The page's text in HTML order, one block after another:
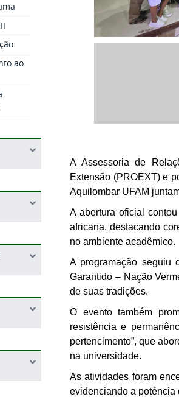
ao
A Assessoria de
Extensão (PROEXT) e
Aquilombar UFAM
A abertura oficial
africana, destacando
no ambiente acadêmico.
A programação seguiu
Garantido – Nação
de suas tradições.
O evento também
resistência e
pertencimento”, que
na universidade.
As atividades foram
evidenciando a potência